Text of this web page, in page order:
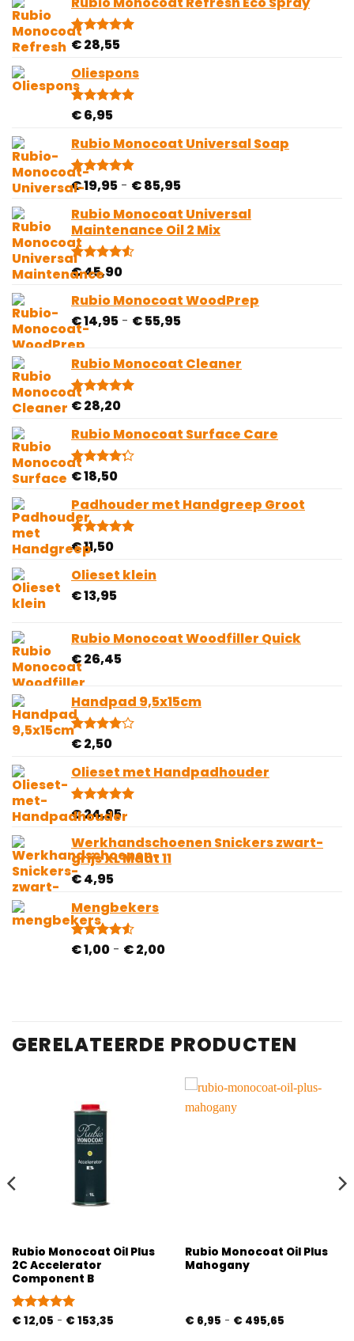
op
klantbeoordelingen
Gewaardeerd
gebaseerd
op
4
klantbeoordelingen
€28,55
Oliespons
Gewaardeerd
gebaseerd
op
5
klantbeoordelingen
€6,95
Rubio Monocoat Universal Soap
Gewaardeerd
4.82
gebaseerd
op
28
klantbeoordelingen
€19,95 - €85,95Prijsklasse:
tot
€ 85,95
Rubio Monocoat Universal
Maintenance Oil 2 Mix
Gewaardeerd
4.50op 5
gebaseerd
op
2
klantbeoordelingen
€45,90
Rubio Monocoat WoodPrep
€14,95 - €55,95Prijsklasse:
€ 55,95
Rubio Monocoat Cleaner
Gewaardeerd
gebaseerd
op
1
klantbeoordeling
€28,20
Rubio Monocoat Surface Care
Gewaardeerd
gebaseerd
op
4
klantbeoordelingen
€18,50
Padhouder met Handgreep Groot
Gewaardeerd
5.00
gebaseerd
op
1
klantbeoordeling
€11,50
Olieset klein
€13,95
Rubio Monocoat Woodfiller Quick
€26,45
Handpad 9,5x15cm
Gewaardeerd
5
gebaseerd
op
2
€2,50
Olieset met Handpadhouder
Gewaardeerd
5.00 op 5
gebaseerd
op
4
klantbeoordelingen
€24,95
Werkhandschoenen Snickers zwart-
grijs XL Maat 11
€4,95
Mengbekers
Gewaardeerd
4
€1,00 - €2,00Prijsklasse:
GERELATEERDE PRODUCTEN
Rubio Monocoat Oil Plus
2C Accelerator
Component B
Gewaardeerd
€ 12,05 - € 153,35Prijsklasse:
Rubio Monocoat Oil Plus
Mahogany
€ 6,95 - € 495,65Prijsklasse: